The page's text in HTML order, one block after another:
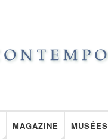
MAGAZINE MUSÉES